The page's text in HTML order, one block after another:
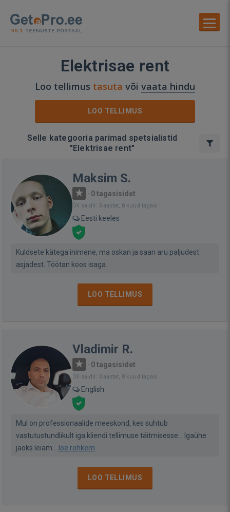
Elektrisae rent
Loo tellimus tasuta või vaata hindu
LOO TELLIMUS
Selle kategooria parimad spetsialistid
"Elektrisae rent"
Maksim S.
· 0 tagasisidet
Oli saidil: 3 aastat, 8 kuud tagasi
Eesti keeles
Kuldsete kätega inimene, ma oskan ja saan aru paljudest
asjadest. Töötan koos isaga.
LOO TELLIMUS
Vladimir R.
· 0 tagasisidet
Oli saidil: 3 aastat, 8 kuud tagasi
English
Mul on professionaalide meeskond, kes suhtub
vastutustundlikult iga kliendi tellimuse täitmisesse... Igaühe
jaoks leiam...
loe rohkem
LOO TELLIMUS